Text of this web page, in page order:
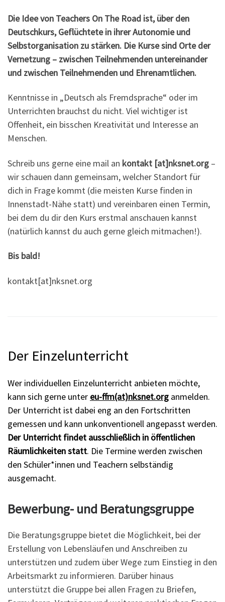
Die Idee von Teachers On The Road ist, über den
Deutschkurs, Geflüchtete in ihrer Autonomie und
Selbstorganisation zu stärken. Die Kurse sind Orte der
Vernetzung – zwischen Teilnehmenden untereinander
und zwischen Teilnehmenden und Ehrenamtlichen.
Kenntnisse in „Deutsch als Fremdsprache“ oder im
Unterrichten brauchst du nicht. Viel wichtiger ist
Offenheit, ein bisschen Kreativität und Interesse an
Menschen.
Schreib uns gerne eine mail an kontakt [at]nksnet.org –
wir schauen dann gemeinsam, welcher Standort für
dich in Frage kommt (die meisten Kurse finden in
Innenstadt-Nähe statt) und vereinbaren einen Termin,
bei dem du dir den Kurs erstmal anschauen kannst
(natürlich kannst du auch gerne gleich mitmachen!).
Bis bald!
kontakt[at]nksnet.org
Der Einzelunterricht
Wer individuellen Einzelunterricht anbieten möchte,
kann sich gerne unter eu-ffm(at)nksnet.org anmelden.
Der Unterricht ist dabei eng an den Fortschritten
gemessen und kann unkonventionell angepasst werden.
Der Unterricht findet ausschließlich in öffentlichen
Räumlichkeiten statt. Die Termine werden zwischen
den Schüler*innen und Teachern selbständig
ausgemacht.
Bewerbung- und Beratungsgruppe
Die Beratungsgruppe bietet die Möglichkeit, bei der
Erstellung von Lebensläufen und Anschreiben zu
unterstützen und zudem über Wege zum Einstieg in den
Arbeitsmarkt zu informieren. Darüber hinaus
unterstützt die Gruppe bei allen Fragen zu Briefen,